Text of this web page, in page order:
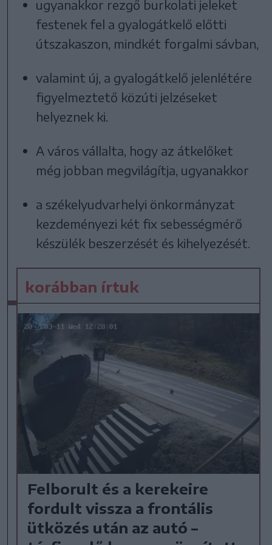
ugyanakkor rezgő burkolati jeleket
festenek fel a gyalogátkelő előtti
útszakaszon, mindkét forgalmi sávban,
valamint új, a gyalogátkelő jelenlétére
figyelmeztető közúti jelzéseket
helyeznek ki.
A város vállalta, hogy az átkelőket
még jobban megvilágítja, ugyanakkor
a székelyudvarhelyi önkormányzat
kezdeményezi két fix sebességmérő
készülék beszerzését és kihelyezését.
korábban írtuk
Felborult és a kerekeire
fordult vissza a frontális
ütközés után az autó –